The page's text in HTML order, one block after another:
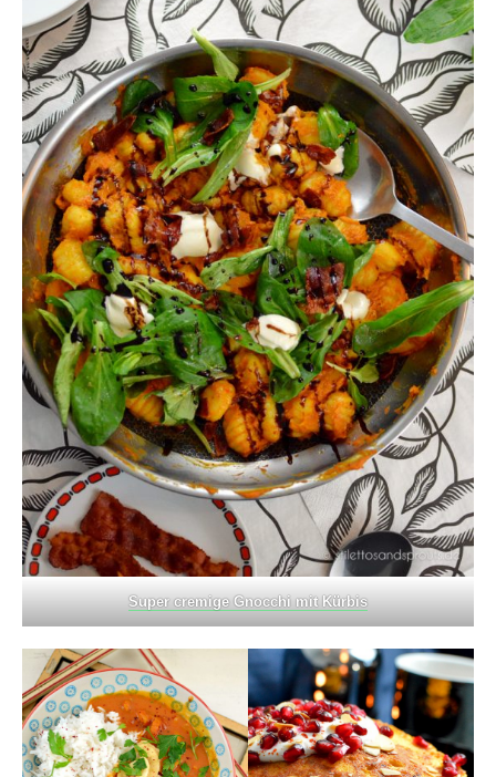
Super cremige Gnocchi mit Kürbis